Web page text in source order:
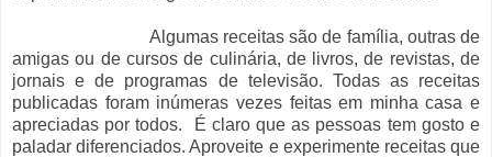
Algumas receitas são de família, outras de
amigas ou de cursos de culinária, de livros, de revistas, de
jornais e de programas de televisão. Todas as receitas
publicadas foram inúmeras vezes feitas em minha casa e
apreciadas por todos. É claro que as pessoas tem gosto e
paladar diferenciados. Aproveite e experimente receitas que